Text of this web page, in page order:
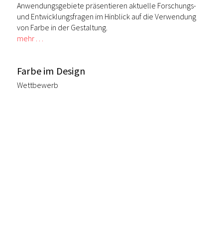
Anwendungsgebiete präsentieren aktuelle Forschungs-
und Entwicklungsfragen im Hinblick auf die Verwendung
von Farbe in der Gestaltung.
mehr …
Farbe im Design
Wettbewerb